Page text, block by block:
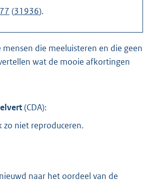
(31936).
die meeluisteren en die geen
wat de mooie afkortingen
(CDA):
zo niet reproduceren.
naar het oordeel van de